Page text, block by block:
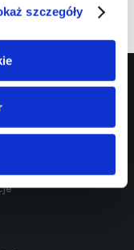
szczegóły
Targowa 1/3,
biuro@ec1lodz.pl
informacja@ec1lodz.pl